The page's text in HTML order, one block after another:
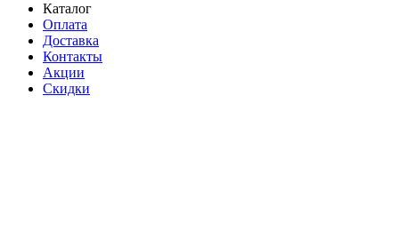
Каталог
Оплата
Доставка
Контакты
Акции
Скидки